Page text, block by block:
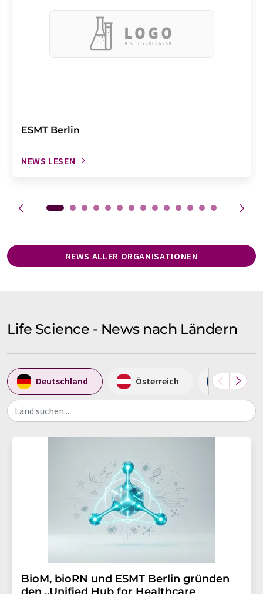
ESMT Berlin
NEWS LESEN
NEWS ALLER ORGANISATIONEN
Life Science - News nach Ländern
Deutschland Österreich
Land suchen...
BioM, bioRN und ESMT Berlin gründen
den „Unified Hub for Healthcare